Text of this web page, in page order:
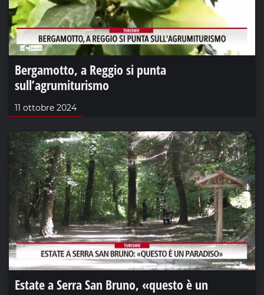
Bergamotto, a Reggio si punta
sull’agrumiturismo
11 ottobre 2024
Estate a Serra San Bruno, «questo è un